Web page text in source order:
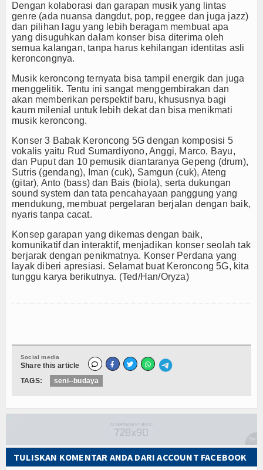
Dengan kolaborasi dan garapan musik yang lintas
genre (ada nuansa dangdut, pop, reggee dan juga jazz)
dan pilihan lagu yang lebih beragam membuat apa
yang disuguhkan dalam konser bisa diterima oleh
semua kalangan, tanpa harus kehilangan identitas asli
keroncongnya.
Musik keroncong ternyata bisa tampil energik dan juga
menggelitik. Tentu ini sangat menggembirakan dan
akan memberikan perspektif baru, khususnya bagi
kaum milenial untuk lebih dekat dan bisa menikmati
musik keroncong.
Konser 3 Babak Keroncong 5G dengan komposisi 5
vokalis yaitu Rud Sumardiyono, Anggi, Marco, Bayu,
dan Puput dan 10 pemusik diantaranya Gepeng (drum),
Sutris (gendang), Iman (cuk), Samgun (cuk), Ateng
(gitar), Anto (bass) dan Bais (biola), serta dukungan
sound system dan tata pencahayaan panggung yang
mendukung, membuat pergelaran berjalan dengan baik,
nyaris tanpa cacat.
Konsep garapan yang dikemas dengan baik,
komunikatif dan interaktif, menjadikan konser seolah tak
berjarak dengan penikmatnya. Konser Perdana yang
layak diberi apresiasi. Selamat buat Keroncong 5G, kita
tunggu karya berikutnya. (Ted/Han/Oryza)
Social media
Share this article
TAGS:
seni--budaya
TULISKAN KOMENTAR ANDA DARI ACCOUNT FACEBOOK